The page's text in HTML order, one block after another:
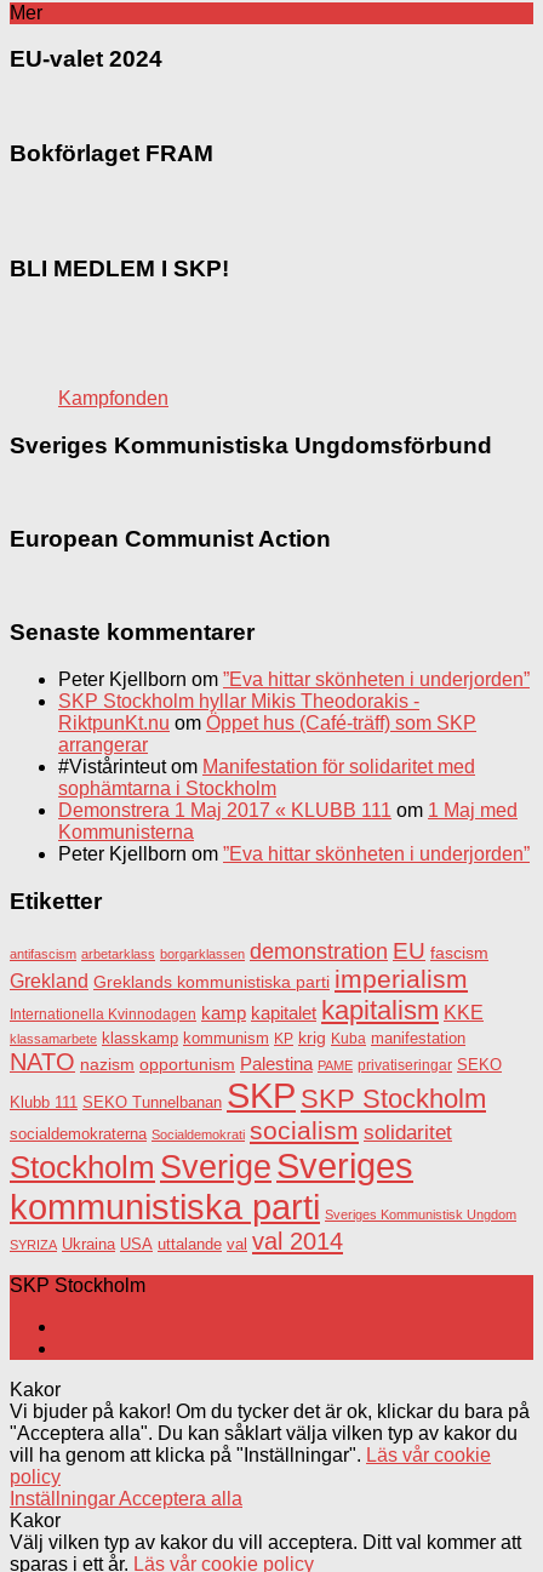
Mer
EU-valet 2024
Bokförlaget FRAM
BLI MEDLEM I SKP!
Kampfonden
Sveriges Kommunistiska Ungdomsförbund
European Communist Action
Senaste kommentarer
Peter Kjellborn om ”Eva hittar skönheten i underjorden”
SKP Stockholm hyllar Mikis Theodorakis -
RiktpunKt.nu om Öppet hus (Café-träff) som SKP
arrangerar
#Vistårinteutom Manifestation för solidaritet med
sophämtarna i Stockholm
Demonstrera 1 Maj 2017 « KLUBB 111 om 1 Maj med
Kommunisterna
Peter Kjellborn om ”Eva hittar skönheten i underjorden”
Etiketter
antifascism arbetarklass borgarklassen demonstration EU fascism
Grekland Greklands kommunistiska parti imperialism
Internationella Kvinnodagen kamp kapitalet kapitalism KKE
klassamarbete klasskamp kommunism KP krig Kuba manifestation
NATO nazism opportunism Palestina PAME privatiseringar SEKO
Klubb 111 SEKO Tunnelbanan SKP SKP Stockholm
socialdemokraterna Socialdemokrati socialism solidaritet
Stockholm SverigeSveriges
kommunistiska parti Sveriges Kommunistisk Ungdom
SYRIZA Ukraina USA uttalande val val 2014
SKP Stockholm
Kakor
Vi bjuder på kakor! Om du tycker det är ok, klickar du bara på
"Acceptera alla". Du kan såklart välja vilken typ av kakor du
vill ha genom att klicka på "Inställningar". Läs vår cookie
policy
InställningarAcceptera alla
Kakor
Välj vilken typ av kakor du vill acceptera. Ditt val kommer att
sparas i ett år. Läs vår cookie policy